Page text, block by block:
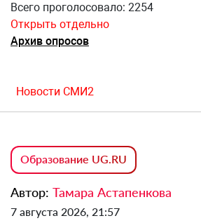
Всего проголосовало: 2254
Открыть отдельно
Архив опросов
Новости СМИ2
Образование UG.RU
Автор: Тамара Астапенкова
7 августа 2026, 21:57